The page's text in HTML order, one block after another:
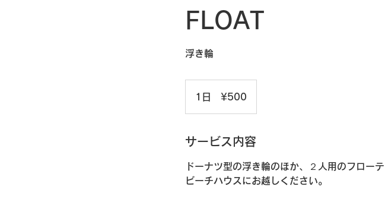
FLOAT
浮き輪
1日 ¥500
サービス内容
ドーナツ型の浮き輪のほか、２人用のフロー
ビーチハウスにお越しください。